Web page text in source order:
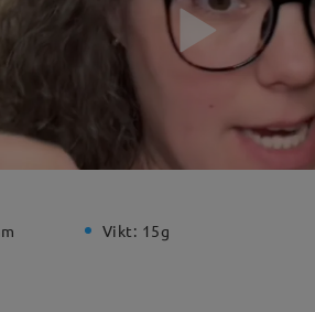
Vikt: 15g